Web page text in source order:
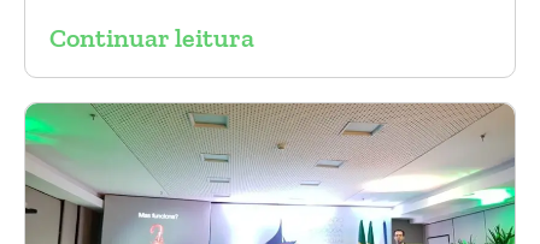
experiência nacional e mundial com esta
Daniel Benitti e à direita Dr. Carlos Alberto
Fernandes Costa)
Continuar leitura